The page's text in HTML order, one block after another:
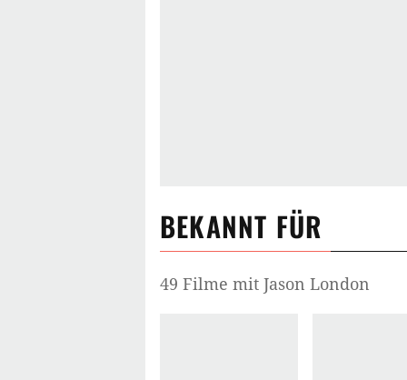
BEKANNT FÜR
49 Filme mit Jason London